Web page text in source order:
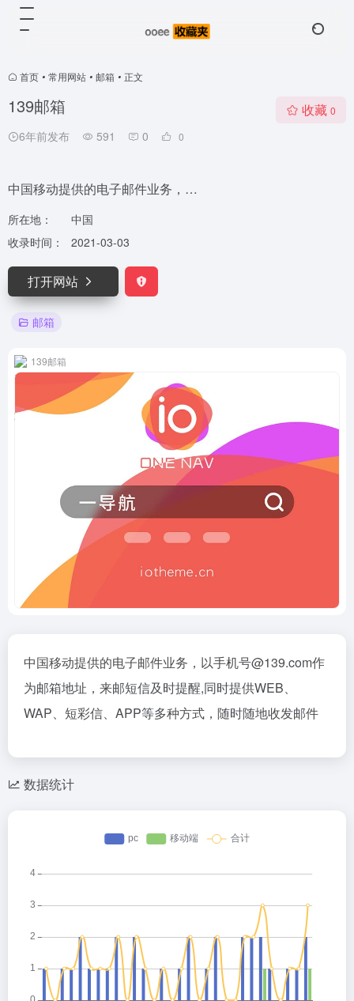
首页 • 常用网站 • 邮箱 • 正文
139邮箱
6年前发布 591 0 0
收藏 0
中国移动提供的电子邮件业务，…
所在地：
中国
收录时间：
2021-03-03
打开网站
邮箱
139邮箱
中国移动提供的电子邮件业务，以手机号@139.com作
为邮箱地址，来邮短信及时提醒,同时提供WEB、
WAP、短彩信、APP等多种方式，随时随地收发邮件
数据统计